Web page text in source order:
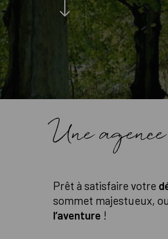
Une
Prêt à satisfaire votre
sommet majestueux,
l’aventure !